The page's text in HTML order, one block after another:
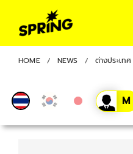
HOME NEWS ต่างประเทศ